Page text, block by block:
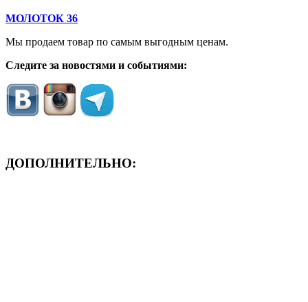
МОЛОТОК 36
Мы продаем товар по самым выгодным ценам.
Следите за новостями и событиями:
ДОПОЛНИТЕЛЬНО: